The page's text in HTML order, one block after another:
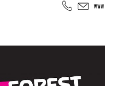
jeunes, énigmes à résoudre,